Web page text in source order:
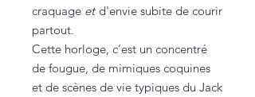
craquage etd'envie subite de courir
partout.
Cette horloge, c’est un concentré
de fougue, de mimiques coquines
et de scènes de vie typiques du Jack